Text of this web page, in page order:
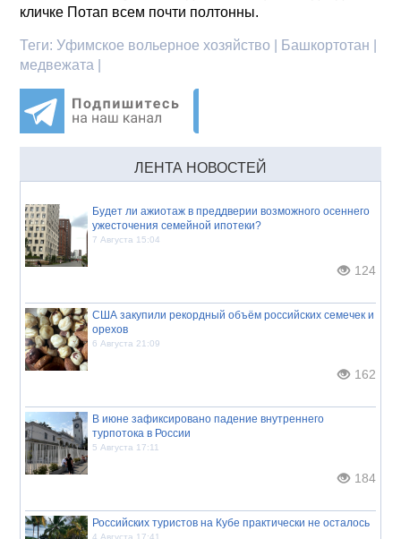
кличке Потап всем почти полтонны.
Теги:Уфимское вольерное хозяйство | Башкортотан |
медвежата |
ЛЕНТА НОВОСТЕЙ
Будет ли ажиотаж в преддверии возможного осеннего
ужесточения семейной ипотеки?
7 Августа 15:04
124
США закупили рекордный объём российских семечек и
орехов
6 Августа 21:09
162
В июне зафиксировано падение внутреннего
турпотока в России
5 Августа 17:11
184
Российских туристов на Кубе практически не осталось
4 Августа 17:41